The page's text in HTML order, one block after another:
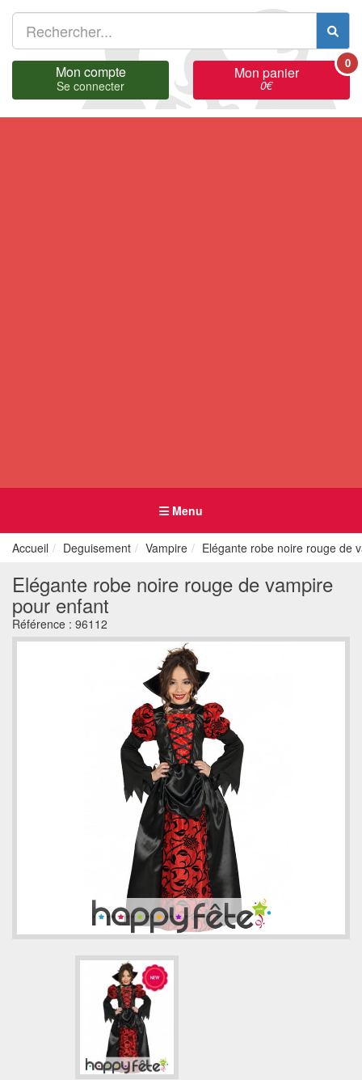
Mon compte
Se connecter
Mon panier
0€
0
Menu
Accueil Deguisement Vampire Elégante robe noire rouge de
Elégante robe noire rouge de vampire
pour enfant
Référence : 96112